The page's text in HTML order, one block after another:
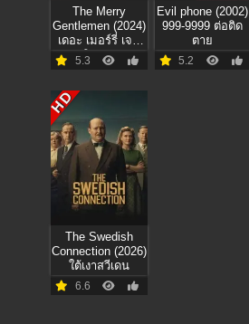
The Merry
Gentlemen (2024)
เดอะ เมอร์รี่ เจน
เทิลแมน
5.3
Evil phone (2002)
999-9999 ต่อติด
ตาย
5.2
HD
The Swedish
Connection (2026)
ใต้เงาสวีเดน
6.6